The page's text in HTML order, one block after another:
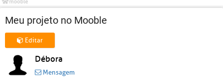
Meu projeto no Mooble
Editar
Débora
Mensagem